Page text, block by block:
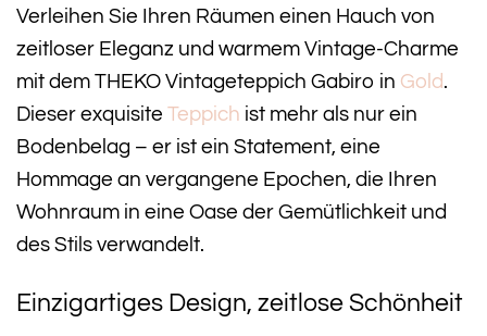
Verleihen Sie Ihren Räumen einen Hauch von
zeitloser Eleganz und warmem Vintage-Charme
mit dem THEKO Vintageteppich Gabiro in Gold.
Dieser exquisite Teppich ist mehr als nur ein
Bodenbelag – er ist ein Statement, eine
Hommage an vergangene Epochen, die Ihren
Wohnraum in eine Oase der Gemütlichkeit und
des Stils verwandelt.
Einzigartiges Design, zeitlose Schönheit